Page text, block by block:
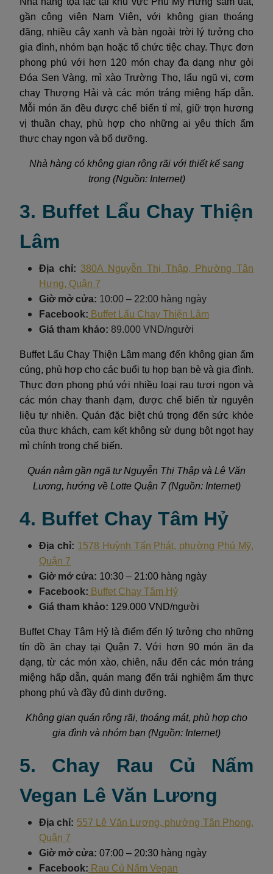
gần công viên Nam Viên, với không gian thoáng
đãng, nhiều cây xanh và bàn ngoài trời lý tưởng cho
gia đình, nhóm bạn hoặc tổ chức tiệc chay. Thực đơn
phong phú với hơn 120 món chay đa dạng như gỏi
Đóa Sen Vàng, mì xào Trường Thọ, lẩu ngũ vị, cơm
chay Thượng Hải và các món tráng miệng hấp dẫn.
Mỗi món ăn đều được chế biến tỉ mỉ, giữ trọn hương
vị thuần chay, phù hợp cho những ai yêu thích ẩm
thực chay ngon và bổ dưỡng.
Nhà hàng có không gian rộng rãi với thiết kế sang
trọng (Nguồn: Internet)
3. Buffet Lẩu Chay Thiện
Lâm
Địa chỉ: 380A Nguyễn Thị Thập, Phường Tân
Hưng, Quận 7
Giờ mở cửa: 10:00 – 22:00 hàng ngày
Facebook: Buffet Lẩu Chay Thiện Lâm
Giá tham khảo: 89.000 VND/người
Buffet Lẩu Chay Thiện Lâm mang đến không gian ấm
cúng, phù hợp cho các buổi tụ họp bạn bè và gia đình.
Thực đơn phong phú với nhiều loại rau tươi ngon và
các món chay thanh đạm, được chế biến từ nguyên
liệu tự nhiên. Quán đặc biệt chú trọng đến sức khỏe
của thực khách, cam kết không sử dụng bột ngọt hay
mì chính trong chế biến.
Quán nằm gần ngã tư Nguyễn Thị Thập và Lê Văn
Lương, hướng về Lotte Quận 7 (Nguồn: Internet)
4. Buffet Chay Tâm Hỷ
Địa chỉ: 1578 Huỳnh Tấn Phát, phường Phú Mỹ,
Quận 7
Giờ mở cửa: 10:30 – 21:00 hàng ngày
Facebook: Buffet Chay Tâm Hỷ
Giá tham khảo: 129.000 VND/người
Buffet Chay Tâm Hỷ là điểm đến lý tưởng cho những
tín đồ ăn chay tại Quận 7. Với hơn 90 món ăn đa
dạng, từ các món xào, chiên, nấu đến các món tráng
miệng hấp dẫn, quán mang đến trải nghiệm ẩm thực
phong phú và đầy đủ dinh dưỡng.
Không gian quán rộng rãi, thoáng mát, phù hợp cho
gia đình và nhóm bạn (Nguồn: Internet)
5. Chay Rau Củ Nấm
Vegan Lê Văn Lương
Địa chỉ: 557 Lê Văn Lương, phường Tân Phong,
Quận 7
Giờ mở cửa: 07:00 – 20:30 hàng ngày
Facebook: Rau Củ Nấm Vegan